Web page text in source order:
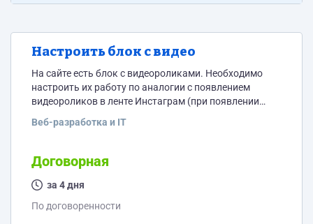
Настроить блок с видео
На сайте есть блок с видеороликами. Необходимо
настроить их работу по аналогии с появлением
видеороликов в ленте Инстаграм (при появлении
начинает автоматически проигрываться или
видео (чтоб они минимально нагружали саму
страницу). Как должно выглядеть: просматриваем
сайт сверху-вниз, начинают появляться эти видео и
автоматически проигрываться,...
Веб-разработка и IT
Договорная
за 4 дня
По договоренности